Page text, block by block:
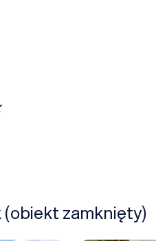
zamknięty)